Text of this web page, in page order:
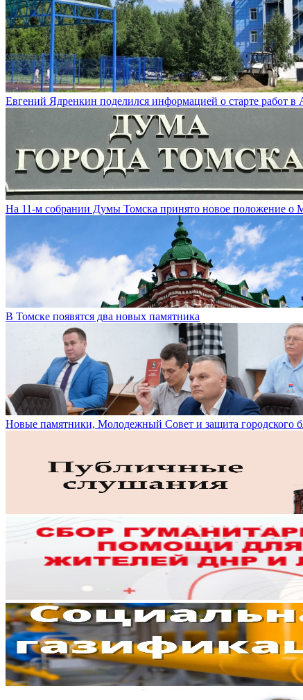
Евгений Ядренкин поделился информацией о старте работ
На 11-м собрании Думы Томска принято новое положение о
В Томске появятся два новых памятника
Новые памятники, Молодежный Совет и защита городского